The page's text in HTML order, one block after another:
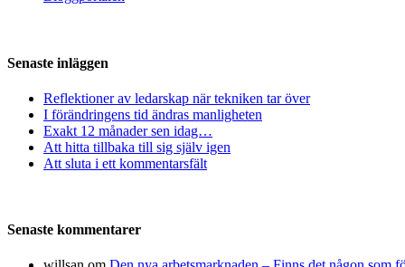
Senaste inläggen
Reflektioner av ledarskap när tekniken tar över
I förändringens tid ändras manligheten
Exakt 12 månader sen idag…
Att hitta tillbaka till sig själv igen
Att sluta i ett kommentarsfält
Senaste kommentarer